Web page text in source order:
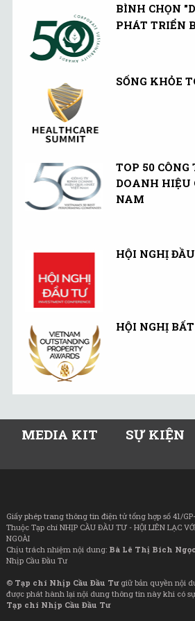
BÌNH CHỌN
PHÁT TRIỂN
SỐNG KHỎE
TOP 50
DOANH HIỆU
NAM
HỘI NGHỊ
HỘI NGHỊ
MEDIA KIT SỰ KIỆN
Giấy phép trang thông tin điện tử tổng hợp số 41/
Thuộc Tạp chí NHỊP CẦU ĐẦU TƯ - HỘI LIÊN LẠC
NGOÀI
Chịu trách nhiệm nội dung: Bà Lê Thị Bích Ngọc
Nhịp Cầu Đầu Tư
© Tạp chí Nhịp Cầu Đầu Tưgiữ bản quyền nội
được phát hành lại nội dung thông tin này khi có
Tạp chí Nhịp Cầu Đầu Tư